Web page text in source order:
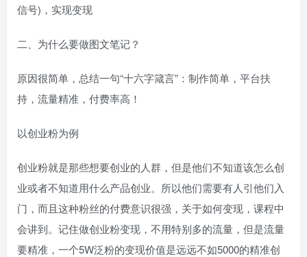
信号)，实现变现
二、为什么要做图文笔记？
原因很简单，总结一句“十六字箴言”：制作简单，平台扶
持，流量精准，付费率高！
以创业粉为例
创业粉就是那些想要创业的人群，但是他们不知道该怎么创
业或者不知道用什么产品创业。所以他们需要有人引他们入
门，而且这种粉丝的付费意识很强，关于如何变现，课程中
会讲到。记住做创业粉变现，不用特别多的流量，但是流量
要精准，一个5W泛粉的变现价值是远远不如5000的精准创